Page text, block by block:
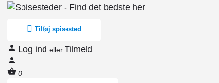
Tilføj spisested
Log ind eller Tilmeld
0